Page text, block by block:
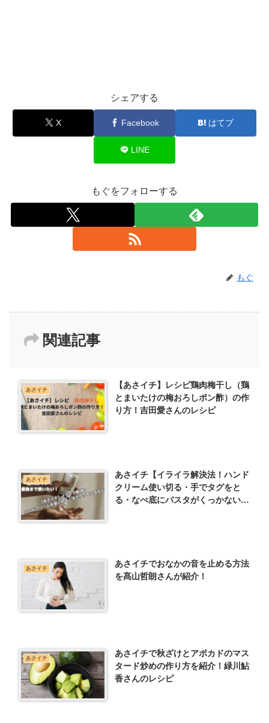
シェアする
X Facebook はてブ
LINE
もぐをフォローする
もぐ
関連記事
あさイチ
【あさイチ】レシピ鶏肉梅干し（鶏
とまいたけの梅おろしポン酢）の作
り方！吉田愛さんのレシピ
あさイチ
あさイチ【イライラ解決法！ハンド
クリーム使い切る・手でタグをと
る・なべ底にパスタがくっかない方
あさイチ
あさイチでおなかの音を止める方法
を髙山哲朗さんが紹介！
あさイチ
あさイチで秋ざけとアボカドのマス
タード炒めの作り方を紹介！緑川鮎
香さんのレシピ